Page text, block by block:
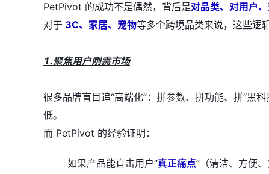
PetPivot 的成功不是偶然，背后是对品类、对用户
对于 3C、家居、宠物等多个跨境品类来说，这些逻
1.聚焦用户刚需市场
很多品牌盲目追“高端化”：拼参数、拼功能、拼“黑
低。
而 PetPivot 的经验证明：
如果产品能直击用户“真正痛点”（清洁、方便、